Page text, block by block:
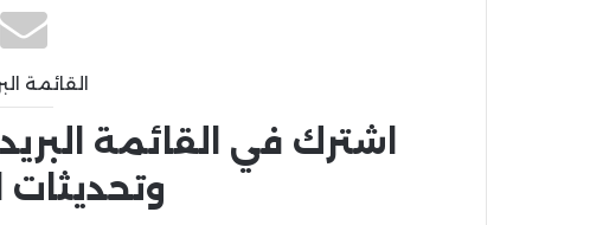
القائمة
اشترك في القائمة